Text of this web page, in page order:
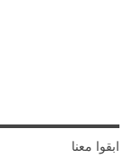
ابقوا معنا